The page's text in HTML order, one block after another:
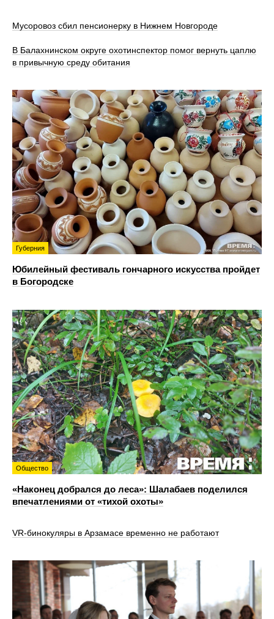
Мусоровоз сбил пенсионерку в Нижнем Новгороде
В Балахнинском округе охотинспектор помог вернуть цаплю
в привычную среду обитания
Губерния
Юбилейный фестиваль гончарного искусства пройдет
в Богородске
Общество
«Наконец добрался до леса»: Шалабаев поделился
впечатлениями от «тихой охоты»
VR‑бинокуляры в Арзамасе временно не работают